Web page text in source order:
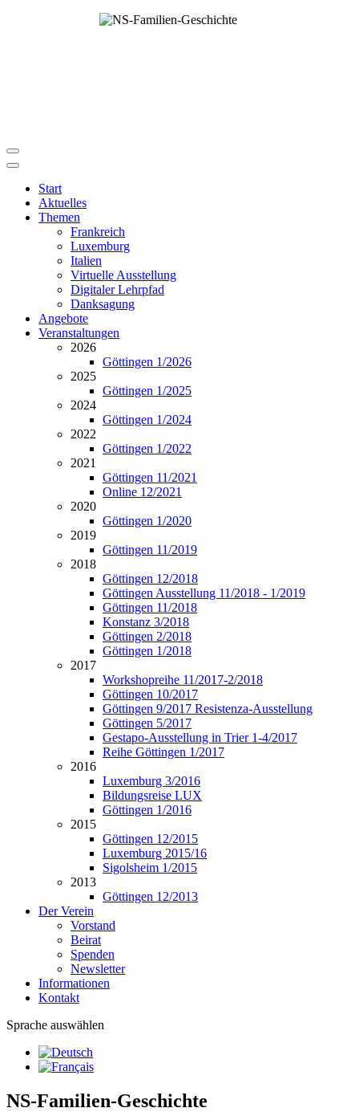
Start
Aktuelles
Themen
Frankreich
Luxemburg
Italien
Virtuelle Ausstellung
Digitaler Lehrpfad
Danksagung
Angebote
Veranstaltungen
2026
Göttingen 1/2026
2025
Göttingen 1/2025
2024
Göttingen 1/2024
2022
Göttingen 1/2022
2021
Göttingen 11/2021
Online 12/2021
2020
Göttingen 1/2020
2019
Göttingen 11/2019
2018
Göttingen 12/2018
Göttingen Ausstellung 11/2018 - 1/2019
Göttingen 11/2018
Konstanz 3/2018
Göttingen 2/2018
Göttingen 1/2018
2017
Workshopreihe 11/2017-2/2018
Göttingen 10/2017
Göttingen 9/2017 Resistenza-Ausstellung
Göttingen 5/2017
Gestapo-Ausstellung in Trier 1-4/2017
Reihe Göttingen 1/2017
2016
Luxemburg 3/2016
Bildungsreise LUX
Göttingen 1/2016
2015
Göttingen 12/2015
Luxemburg 2015/16
Sigolsheim 1/2015
2013
Göttingen 12/2013
Der Verein
Vorstand
Beirat
Spenden
Newsletter
Informationen
Kontakt
Sprache auswählen
NS-Familien-Geschichte